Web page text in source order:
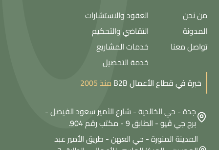
من نحن
المدونة
تواصل معنا
العقود والاستشارات
التقاضي والتحكيم
خدمات المشاريع
خدمة التحصيل
خبرة في قطاع الأعمال B2B
منذ 2005
جدة - حي الخالدية - شارع الأمير سعود الفيصل -
برج جي ڤيو - الطابق 9 - مكتب رقم 904.
المدينة المنورة - حي العهن - طريق الأمير عبد